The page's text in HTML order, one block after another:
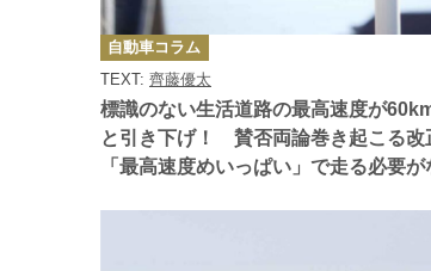
標識のない生活道路の最高速度が
と引き下げ！ 賛否両論巻き起こる改
「最高速度めいっぱい」で走る必要
TEXT: 齊藤優太
カ
テ
ゴ
リ
ー
自動車コラム